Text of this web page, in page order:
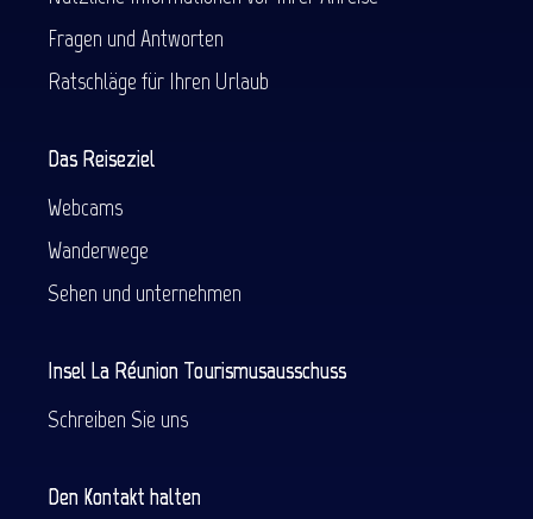
Fragen und Antworten
Ratschläge für Ihren Urlaub
Das Reiseziel
Webcams
Wanderwege
Sehen und unternehmen
Insel La Réunion Tourismusausschuss
Schreiben Sie uns
Den Kontakt halten